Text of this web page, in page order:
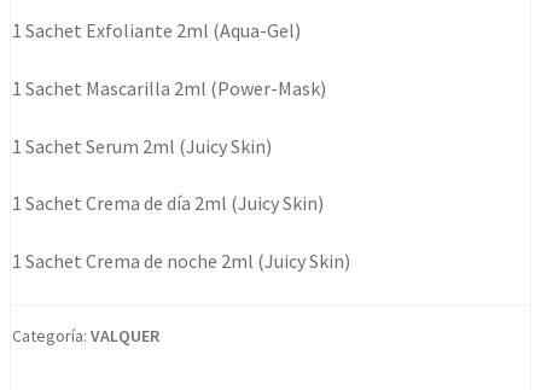
1 Sachet Exfoliante 2ml (Aqua-Gel)
1 Sachet Mascarilla 2ml (Power-Mask)
1 Sachet Serum 2ml (Juicy Skin)
1 Sachet Crema de día 2ml (Juicy Skin)
1 Sachet Crema de noche 2ml (Juicy Skin)
Categoría: VALQUER